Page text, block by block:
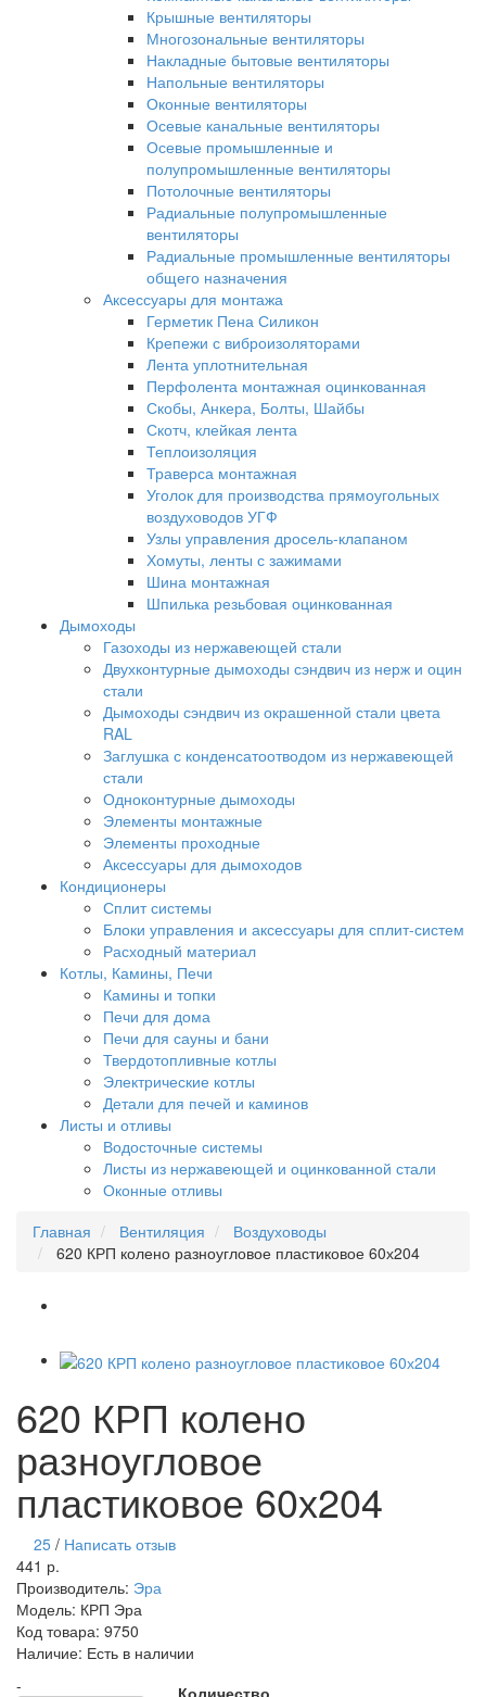
Крышные вентиляторы
Многозональные вентиляторы
Накладные бытовые вентиляторы
Напольные вентиляторы
Оконные вентиляторы
Осевые канальные вентиляторы
Осевые промышленные и
полупромышленные вентиляторы
Потолочные вентиляторы
Радиальные полупромышленные
вентиляторы
Радиальные промышленные вентиляторы
общего назначения
Аксессуары для монтажа
Герметик Пена Силикон
Крепежи с виброизоляторами
Лента уплотнительная
Перфолента монтажная оцинкованная
Скобы, Анкера, Болты, Шайбы
Скотч, клейкая лента
Теплоизоляция
Траверса монтажная
Уголок для производства прямоугольных
воздуховодов УГФ
Узлы управления дросель-клапаном
Хомуты, ленты с зажимами
Шина монтажная
Шпилька резьбовая оцинкованная
Дымоходы
Газоходы из нержавеющей стали
Двухконтурные дымоходы сэндвич из нерж и оцин
стали
Дымоходы сэндвич из окрашенной стали цвета
RAL
Заглушка с конденсатоотводом из нержавеющей
стали
Одноконтурные дымоходы
Элементы монтажные
Элементы проходные
Аксессуары для дымоходов
Кондиционеры
Сплит системы
Блоки управления и аксессуары для сплит-систем
Расходный материал
Котлы, Камины, Печи
Камины и топки
Печи для дома
Печи для сауны и бани
Твердотопливные котлы
Электрические котлы
Детали для печей и каминов
Листы и отливы
Водосточные системы
Листы из нержавеющей и оцинкованной стали
Оконные отливы
Главная
Вентиляция
Воздуховоды
620 КРП колено разноугловое пластиковое 60х204
620 КРП колено
разноугловое
пластиковое 60х204
25 / Написать отзыв
441 р.
Производитель: Эра
Модель: КРП Эра
Код товара: 9750
Наличие: Есть в наличии
Количество
-